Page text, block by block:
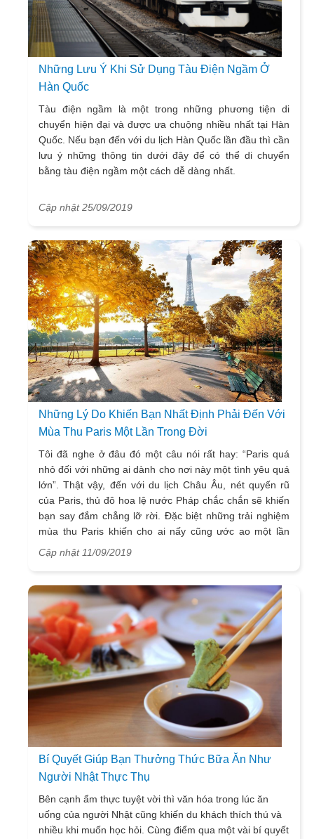
Những Lưu Ý Khi Sử Dụng Tàu Điện Ngầm Ở
Hàn Quốc
Tàu điện ngầm là một trong những phương tiện di
chuyển hiện đại và được ưa chuộng nhiều nhất tại Hàn
Quốc. Nếu bạn đến với du lịch Hàn Quốc lần đầu thì cần
lưu ý những thông tin dưới đây để có thể di chuyển
bằng tàu điện ngầm một cách dễ dàng nhất.
Cập nhật 25/09/2019
Những Lý Do Khiến Bạn Nhất Định Phải Đến Với
Mùa Thu Paris Một Lần Trong Đời
Tôi đã nghe ở đâu đó một câu nói rất hay: “Paris quá
nhỏ đối với những ai dành cho nơi này một tình yêu quá
lớn”. Thật vậy, đến với du lịch Châu Âu, nét quyến rũ
của Paris, thủ đô hoa lệ nước Pháp chắc chắn sẽ khiến
bạn say đắm chẳng lỡ rời. Đặc biệt những trải nghiệm
mùa thu Paris khiến cho ai nấy cũng ước ao một lần
được khám phá trong đời.
Cập nhật 11/09/2019
Bí Quyết Giúp Bạn Thưởng Thức Bữa Ăn Như
Người Nhật Thực Thụ
Bên cạnh ẩm thực tuyệt vời thì văn hóa trong lúc ăn
uống của người Nhật cũng khiến du khách thích thú và
nhiều khi muốn học hỏi. Cùng điểm qua một vài bí quyết